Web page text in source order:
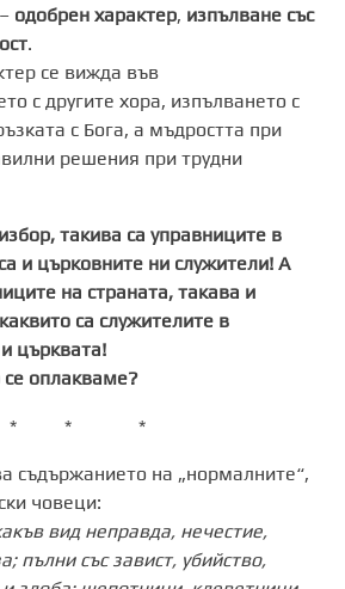
одобрен характер, изпълване със
.
се вижда във
с другите хора, изпълването с
с Бога, а мъдростта при
решения при трудни
такива са управниците в
и църковните ни служители! А
на страната, такава и
са служителите в
църквата!
се оплакваме?
* * *
съдържанието на „нормалните“,
човеци:
вид неправда, нечестие,
пълни със завист, убийство,